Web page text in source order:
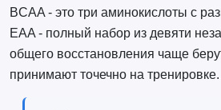
BCAA - это три аминокислоты с
EAA - полный набор из девяти
общего восстановления чаще
принимают точечно на тренировке.